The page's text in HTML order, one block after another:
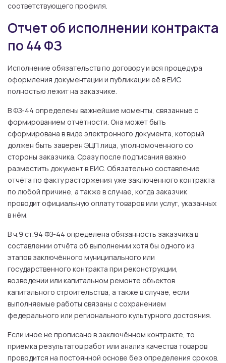
соответствующего профиля.
Отчет об исполнении контракта
по 44 ФЗ
Исполнение обязательств по договору и вся процедура
оформления документации и публикации её в ЕИС
полностью лежит на заказчике.
В ФЗ-44 определены важнейшие моменты, связанные с
формированием отчётности. Она может быть
сформирована в виде электронного документа, который
должен быть заверен ЭЦП лица, уполномоченного со
стороны заказчика. Сразу после подписания важно
разместить документ в ЕИС. Обязательно составление
отчёта по факту расторжения уже заключённого контракта
по любой причине, а также в случае, когда заказчик
проводит официальную оплату товаров или услуг, указанных
в нём.
В ч.9 ст.94 ФЗ-44 определена обязанность заказчика в
составлении отчёта об выполнении хотя бы одного из
этапов заключённого муниципального или
государственного контракта при реконструкции,
возведении или капитальном ремонте объектов
капитального строительства, а также в случае, если
выполняемые работы связаны с сохранением
федерального или регионального культурного достояния.
Если иное не прописано в заключённом контракте, то
приёмка результатов работ или анализ качества товаров
проводится на постоянной основе без определения сроков.